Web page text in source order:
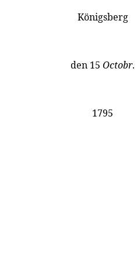
Königsberg
den 15 Octobr.
1795